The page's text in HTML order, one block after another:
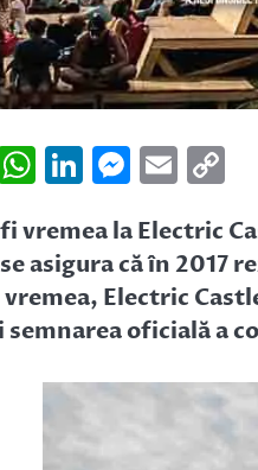
WhatsApp
LinkedIn
Email
fi vremea la Electric
asigura că în
Electric
semnarea oficială a